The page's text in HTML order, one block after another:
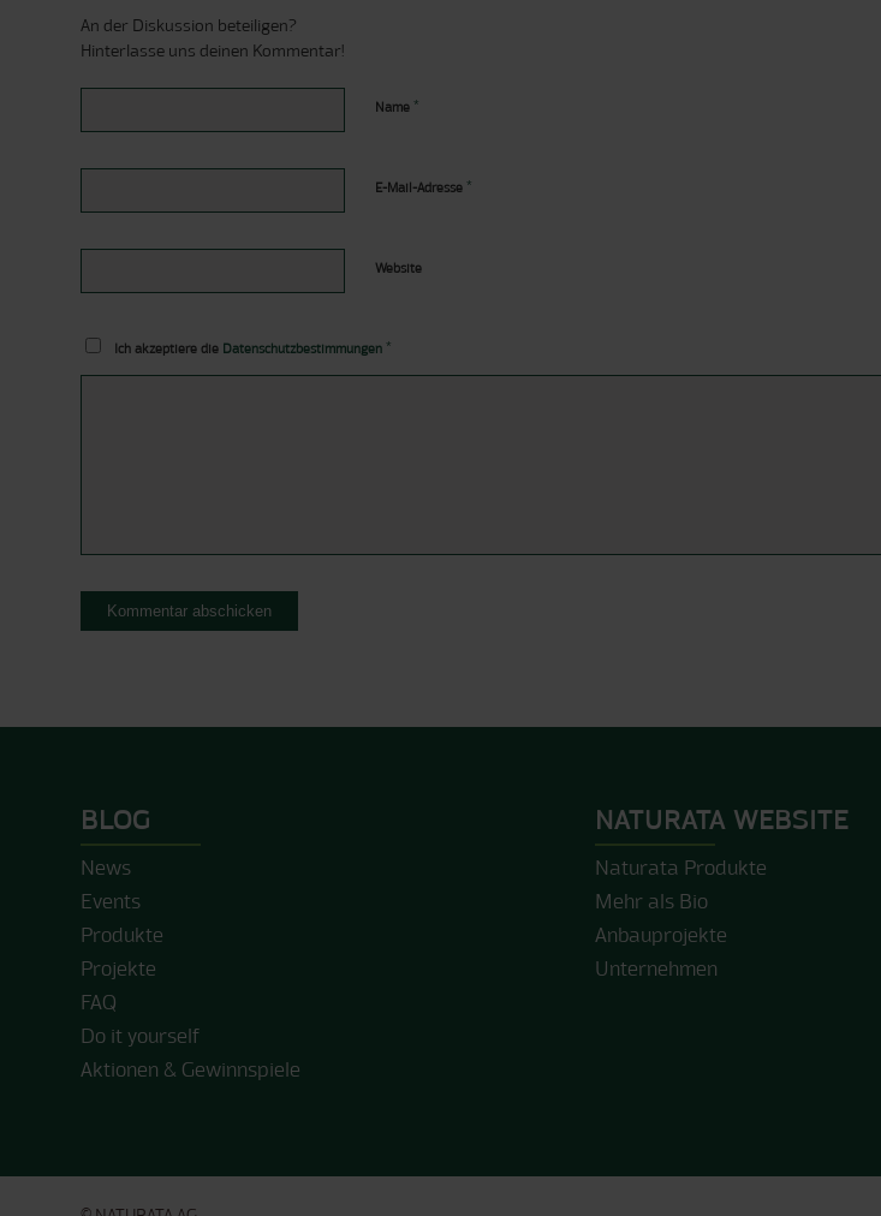
An der Diskussion beteiligen?
Hinterlasse uns deinen Kommentar!
Name *
E-Mail-Adresse *
Website
Ich akzeptiere die Datenschutzbestimmungen *
BLOG
News
Events
Produkte
Projekte
FAQ
Do it yourself
Aktionen & Gewinnspiele
NATURATA WEBSITE
Naturata Produkte
Mehr als Bio
Anbauprojekte
Unternehmen